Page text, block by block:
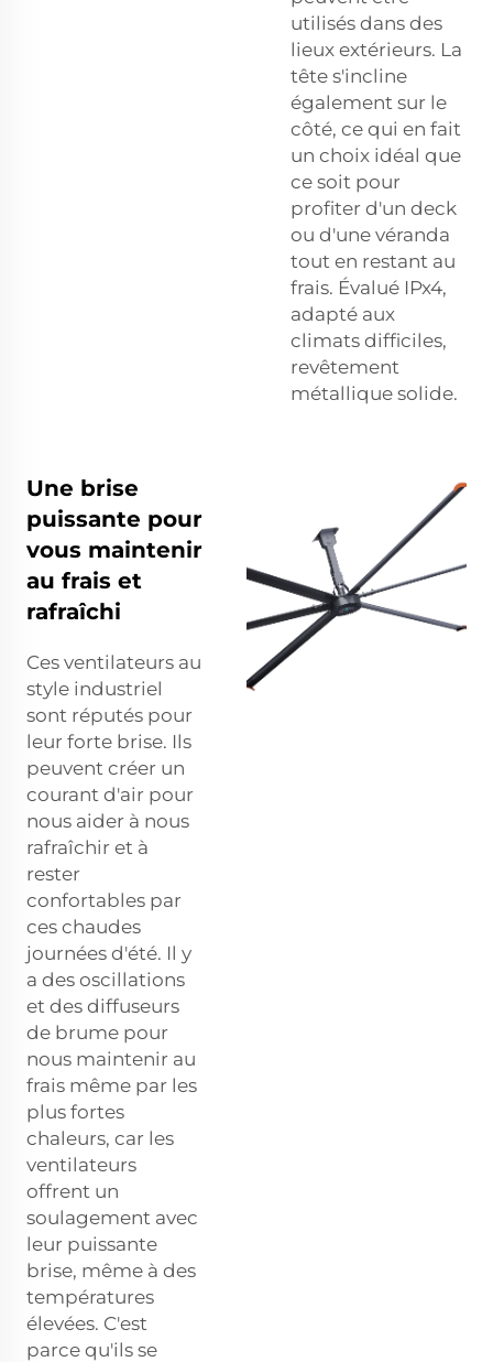
utilisés dans des
lieux extérieurs. La
tête s'incline
également sur le
côté, ce qui en fait
un choix idéal que
ce soit pour
profiter d'un deck
ou d'une véranda
tout en restant au
frais. Évalué IPx4,
adapté aux
climats difficiles,
revêtement
métallique solide.
Une brise
puissante pour
vous maintenir
au frais et
rafraîchi
Ces ventilateurs au
style industriel
sont réputés pour
leur forte brise. Ils
peuvent créer un
courant d'air pour
nous aider à nous
rafraîchir et à
rester
confortables par
ces chaudes
journées d'été. Il y
a des oscillations
et des diffuseurs
de brume pour
nous maintenir au
frais même par les
plus fortes
chaleurs, car les
ventilateurs
offrent un
soulagement avec
leur puissante
brise, même à des
températures
élevées. C'est
parce qu'ils se